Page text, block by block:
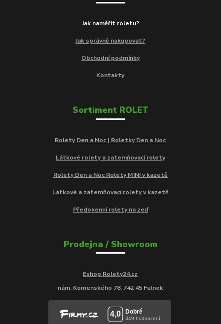
Jak naměřit roletu?
Jak správně nakupovat?
Obchodní podmínky
Kontakty
Sortiment ROLET
Rolety Den a Noc | Roletky Den a Noc
Látkové rolety a zatemňovací rolety
Rolety Den a Noc Rolety MINI v kazetě
Látkové a zatemňovací rolety v kazetě
Předokenní rolety na zeď
Prodejna / Showroom
Eshop Rolety24.cz
nám. Komenského 78, 742 45 Fulnek